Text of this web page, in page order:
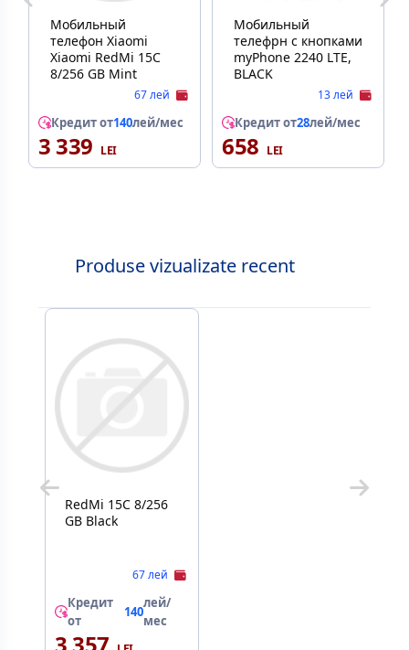
Мобильный
телефон Xiaomi
Xiaomi RedMi 15C
8/256 GB Mint
67 лей
Кредит от140лей/мес
3 339
Мобильный
телефрн с кнопками
myPhone 2240 LTE,
BLACK
13 лей
Кредит от28лей/мес
658
Produse vizualizate recent
RedMi 15C 8/256
GB Black
67 лей
Кредит
от
140
лей/
мес
3 357